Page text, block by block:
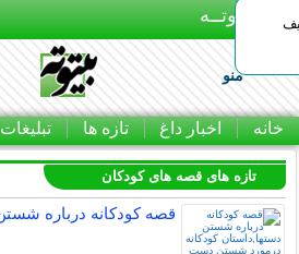
بـیتوتــه
منو
خانه اخبار داغ تازه ها
تازه های قصه های کودکان
قصه کودکانه درباره